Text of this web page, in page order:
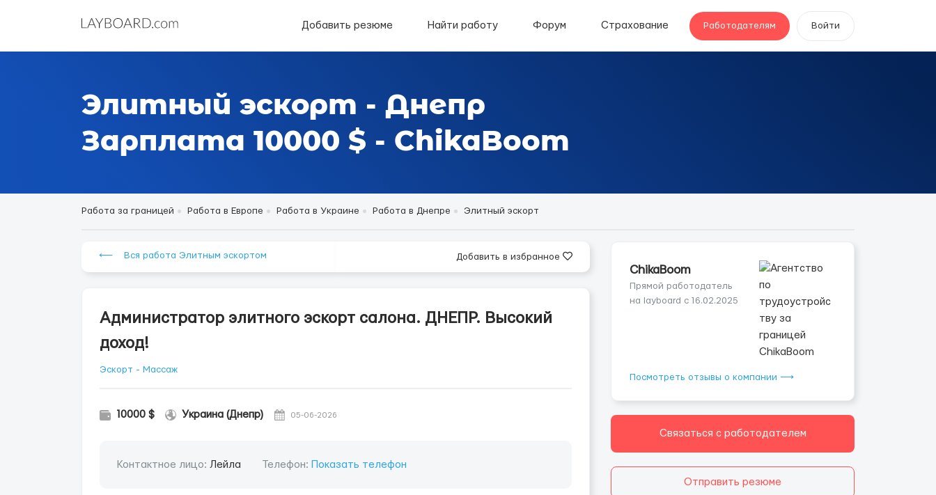
Добавить резюме Найти работу Форум Страхование Работодателям Войти
Элитный эскорт - Днепр
Зарплата 10000 $ - ChikaBoom
Работа за границей Работа в Европе Работа в Украине Работа в Днепре Элитный эскорт
⟵ Вся работа Элитным эскортом Добавить в избранное
Администратор элитного эскорт салона. ДНЕПР. Высокий
доход!
Эскорт - Массаж
10000 $ Украина (Днепр) 05-06-2026
Контактное лицо: Лейла Телефон: Показать телефон
ChikaBoom
Прямой работодатель
на layboard с 16.02.2025
Посмотреть отзывы о компании ⟶
Связаться с работодателем
Отправить резюме